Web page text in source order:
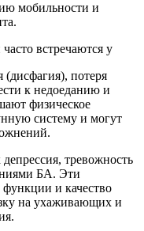
мобильности и
встречаются у
потеря
к недоеданию и
физическое
систему и могут
тревожность
БА. Эти
и качество
на ухаживающих и